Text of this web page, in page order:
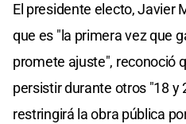
El presidente electo, Javier
que es "la primera vez que
promete ajuste", reconoció
persistir durante otros "18 y
restringirá la obra pública